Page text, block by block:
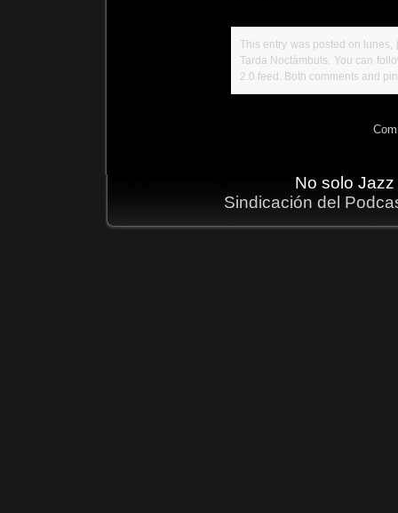
This entry was posted on
Tarda Noctámbuls. You can
2.0 feed. Both comments and
No solo
Sindicación del